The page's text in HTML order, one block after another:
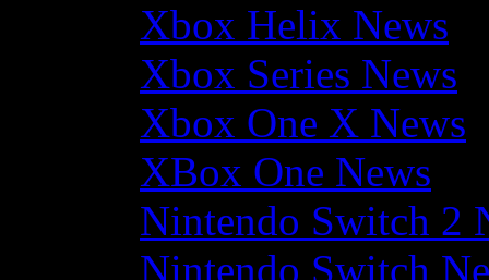
Xbox Helix News
Xbox Series News
Xbox One X News
XBox One News
Nintendo Switch 2
Nintendo Switch